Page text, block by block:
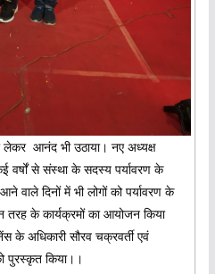
लेकर आनंद भी उठाया। नए अध्यक्ष
वर्षों से संस्था के सदस्य पर्यावरण के
वाले दिनों में भी लोगों को पर्यावरण के
तरह के कार्यक्रमों का आयोजन किया
के अधिकारी सौरव चक्रवर्ती एवं
पुरस्कृत किया।।